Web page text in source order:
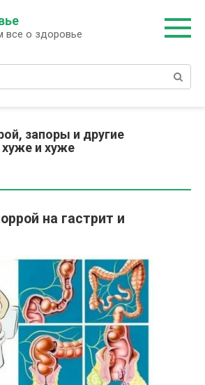
все о здоровье
запоры и другие
и хуже
на гастрит и